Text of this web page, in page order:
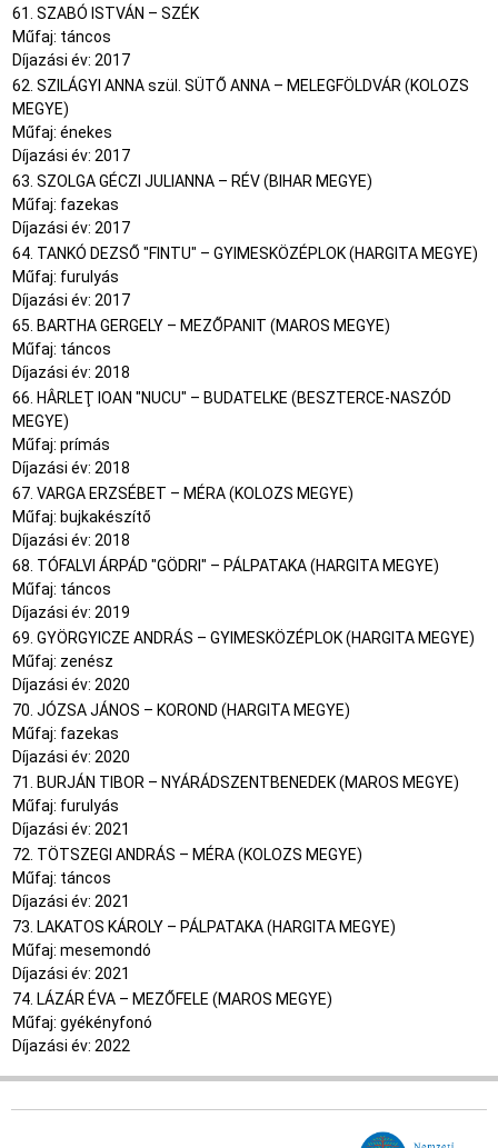
61. SZABÓ ISTVÁN – SZÉK
Műfaj: táncos
Díjazási év: 2017
62. SZILÁGYI ANNA szül. SÜTŐ ANNA – MELEGFÖLDVÁR (KOLOZS
MEGYE)
Műfaj: énekes
Díjazási év: 2017
63. SZOLGA GÉCZI JULIANNA – RÉV (BIHAR MEGYE)
Műfaj: fazekas
Díjazási év: 2017
64. TANKÓ DEZSŐ "FINTU" – GYIMESKÖZÉPLOK (HARGITA MEGYE)
Műfaj: furulyás
Díjazási év: 2017
65. BARTHA GERGELY – MEZŐPANIT (MAROS MEGYE)
Műfaj: táncos
Díjazási év: 2018
66. HÂRLEŢ IOAN "NUCU" – BUDATELKE (BESZTERCE-NASZÓD
MEGYE)
Műfaj: prímás
Díjazási év: 2018
67. VARGA ERZSÉBET – MÉRA (KOLOZS MEGYE)
Műfaj: bujkakészítő
Díjazási év: 2018
68. TÓFALVI ÁRPÁD "GÖDRI" – PÁLPATAKA (HARGITA MEGYE)
Műfaj: táncos
Díjazási év: 2019
69. GYÖRGYICZE ANDRÁS – GYIMESKÖZÉPLOK (HARGITA MEGYE)
Műfaj: zenész
Díjazási év: 2020
70. JÓZSA JÁNOS – KOROND (HARGITA MEGYE)
Műfaj: fazekas
Díjazási év: 2020
71. BURJÁN TIBOR – NYÁRÁDSZENTBENEDEK (MAROS MEGYE)
Műfaj: furulyás
Díjazási év: 2021
72. TÖTSZEGI ANDRÁS – MÉRA (KOLOZS MEGYE)
Műfaj: táncos
Díjazási év: 2021
73. LAKATOS KÁROLY – PÁLPATAKA (HARGITA MEGYE)
Műfaj: mesemondó
Díjazási év: 2021
74. LÁZÁR ÉVA – MEZŐFELE (MAROS MEGYE)
Műfaj: gyékényfonó
Díjazási év: 2022